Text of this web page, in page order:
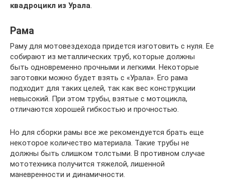
квадроцикл из Урала
Рама
Раму для мотовездехода придется изготовить с нуля. Ее
собирают из металлических труб, которые должны
быть одновременно прочными и легкими. Некоторые
заготовки можно будет взять с «Урала». Его рама
подходит для таких целей, так как вес конструкции
невысокий. При этом трубы, взятые с мотоцикла,
отличаются хорошей гибкостью и прочностью.
Но для сборки рамы все же рекомендуется брать еще
некоторое количество материала. Такие трубы не
должны быть слишком толстыми. В противном случае
мототехника получится тяжелой, лишенной
маневренности и динамичности.